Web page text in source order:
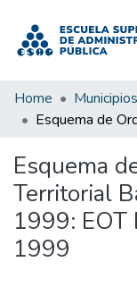
Home Municipios
Esquema
Territorial
1999: EOT
1999